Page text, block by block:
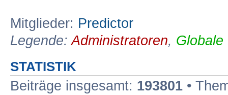
Mitglieder: Predictor
Legende:Administratoren, Globale
STATISTIK
Beiträge insgesamt: 193801 •